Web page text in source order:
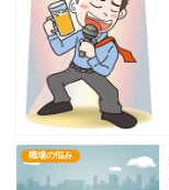
職場の悩み